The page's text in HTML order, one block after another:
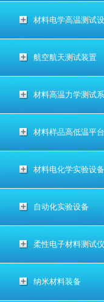
材料电学高温测试
航空航天测试装置
材料高温力学测试
材料样品高低温平台
材料电化学实验设备
自动化实验设备
柔性电子材料测试仪
纳米材料装备